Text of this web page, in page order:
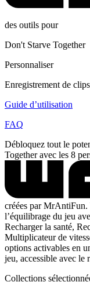
des outils pour
Don't Starve Together
Personnaliser
Enregistrement de clips
Guide d’utilisation
FAQ
Débloquez tout le
Together avec les 8
créées par MrAntiFun.
l’équilibrage du jeu
Recharger la santé,
Multiplicateur de
options activables en
jeu, accessible avec le
Collections